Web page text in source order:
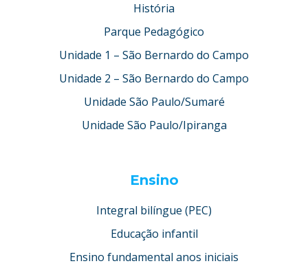
História
Parque Pedagógico
Unidade 1 – São Bernardo do Campo
Unidade 2 – São Bernardo do Campo
Unidade São Paulo/Sumaré
Unidade São Paulo/Ipiranga
Ensino
Integral bilíngue (PEC)
Educação infantil
Ensino fundamental anos iniciais